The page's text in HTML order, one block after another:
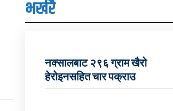
भर्खरै
नक्सालबाट २९६ ग्राम खैरो
हेरोइनसहित चार पक्राउ